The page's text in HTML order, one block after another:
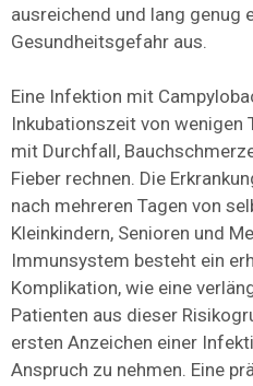
ausreichend und lang genug
Gesundheitsgefahr aus.
Eine Infektion mit
Inkubationszeit von wenigen
mit Durchfall,
Fieber rechnen. Die
nach mehreren Tagen von
Kleinkindern, Senioren und
Immunsystem besteht ein
Komplikation, wie eine
Patienten aus dieser
ersten Anzeichen einer
Anspruch zu nehmen. Eine